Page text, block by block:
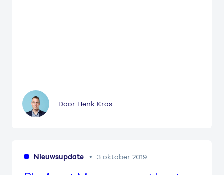
Door Henk Kras
Nieuwsupdate 3 oktober 2019